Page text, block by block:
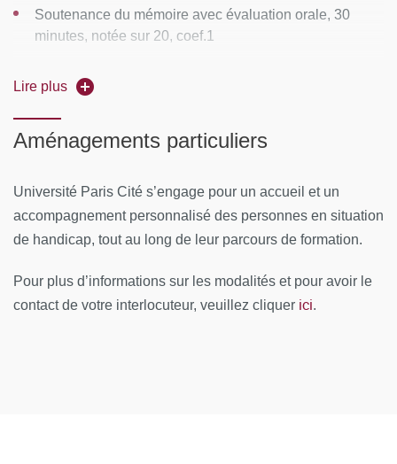
Particules de petites tailles (22/04/2027 au
Cytométrie spectrale (01/04/2027 au 02/04/2027)
Tri cellulaire (26/04/2027 au 27/04/2027)
Cochin Université,24 rue du Faubourg Saint Jaques
Fac de Santé Sorbonne Université boulevard de
l’hôpital)
Soutenance du mémoire avec évaluation orale, 30
minutes, notée sur 20, coef.1
des épreuves
heures de présence requises
Session de rattrapage avec révision du mémoire
Lire plus
Aménagements particuliers
Université Paris Cité s’engage pour un accueil et un
accompagnement personnalisé des personnes en situation
de handicap, tout au long de leur parcours de formation.
Pour plus d’informations sur les modalités et pour avoir le
contact de votre interlocuteur, veuillez cliquer ici.